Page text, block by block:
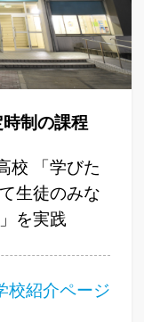
制の課程
校 「学びた
生徒のみな
を実践
校紹介ページ